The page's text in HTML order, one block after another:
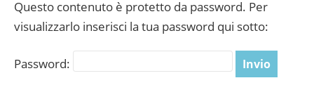
Questo contenuto è protetto da password. Per
visualizzarlo inserisci la tua password qui sotto:
Password: